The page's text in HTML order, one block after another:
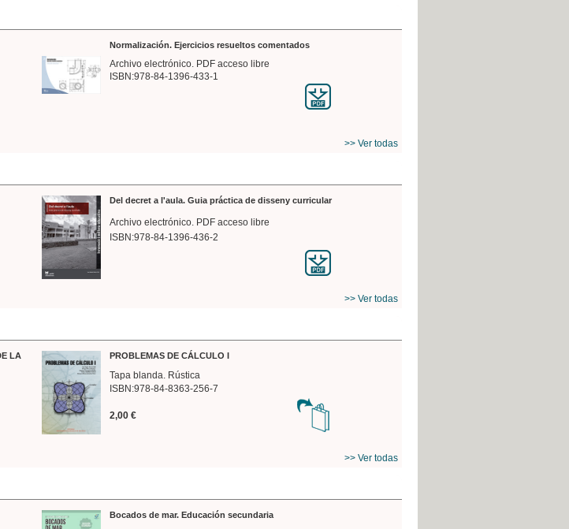
Normalización. Ejercicios resueltos comentados
Archivo electrónico. PDF acceso libre
ISBN:978-84-1396-433-1
>> Ver todas
Del decret a l'aula. Guia práctica de disseny curricular
Archivo electrónico. PDF acceso libre
ISBN:978-84-1396-436-2
>> Ver todas
LA
PROBLEMAS DE CÁLCULO I
Tapa blanda. Rústica
ISBN:978-84-8363-256-7
2,00 €
>> Ver todas
Bocados de mar. Educación secundaria